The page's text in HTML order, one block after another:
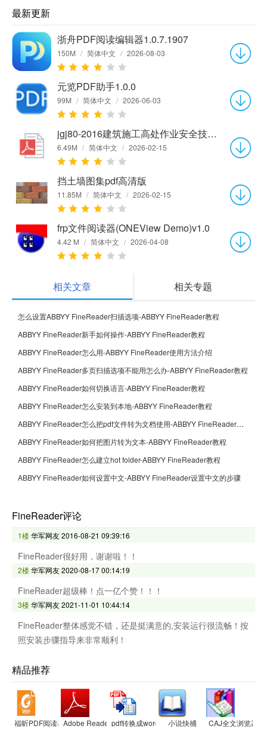
最新更新
浙舟PDF阅读编辑器1.0.7.1907
150M / 简体中文 / 2026-08-03
元览PDF助手1.0.0
99M / 简体中文 / 2026-06-03
jgj80-2016建筑施工高处作业安全技术规范PDF电子版
6.49M / 简体中文 / 2026-02-15
挡土墙图集pdf高清版
11.85M / 简体中文 / 2026-02-15
frp文件阅读器(ONEView Demo)v1.0
4.42 M / 简体中文 / 2026-04-08
相关文章 相关专题
怎么设置ABBYY FineReader扫描选项-ABBYY FineReader教程
ABBYY FineReader新手如何操作-ABBYY FineReader教程
ABBYY FineReader怎么用-ABBYY FineReader使用方法介绍
ABBYY FineReader多页扫描选项不能用怎么办-ABBYY FineReader教程
ABBYY FineReader如何切换语言-ABBYY FineReader教程
ABBYY FineReader怎么安装到本地-ABBYY FineReader教程
ABBYY FineReader怎么把pdf文件转为文档使用-ABBYY FineReader教程
ABBYY FineReader如何把图片转为文本-ABBYY FineReader教程
ABBYY FineReader怎么建立hot folder-ABBYY FineReader教程
ABBYY FineReader如何设置中文-ABBYY FineReader设置中文的步骤
FineReader评论
1楼华军网友2016-08-21 09:39:16
FineReader很好用，谢谢啦！！
2楼华军网友2020-08-17 00:14:19
FineReader超级棒！点一亿个赞！！！
3楼华军网友2021-11-01 10:44:14
FineReader整体感觉不错，还是挺满意的,安装运行很流畅！按
照安装步骤指导来非常顺利！
精品推荐
福昕PDF阅读器Adobe Reader XIpdf转换成word转换器小说快捕 CAJ全文浏览器